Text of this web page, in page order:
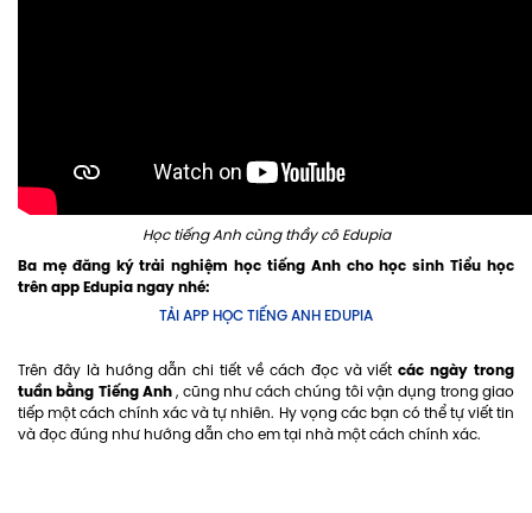
Học tiếng Anh cùng thầy cô Edupia
Ba mẹ đăng ký trải nghiệm học tiếng Anh cho học sinh Tiểu học
trên app Edupia ngay nhé:
TẢI APP HỌC TIẾNG ANH EDUPIA
Trên đây là hướng dẫn chi tiết về cách đọc và viếtcác ngày trong
tuần bằng Tiếng Anh, cũng như cách chúng tôi vận dụng trong giao
tiếp một cách chính xác và tự nhiên. Hy vọng các bạn có thể tự viết tin
và đọc đúng như hướng dẫn cho em tại nhà một cách chính xác.